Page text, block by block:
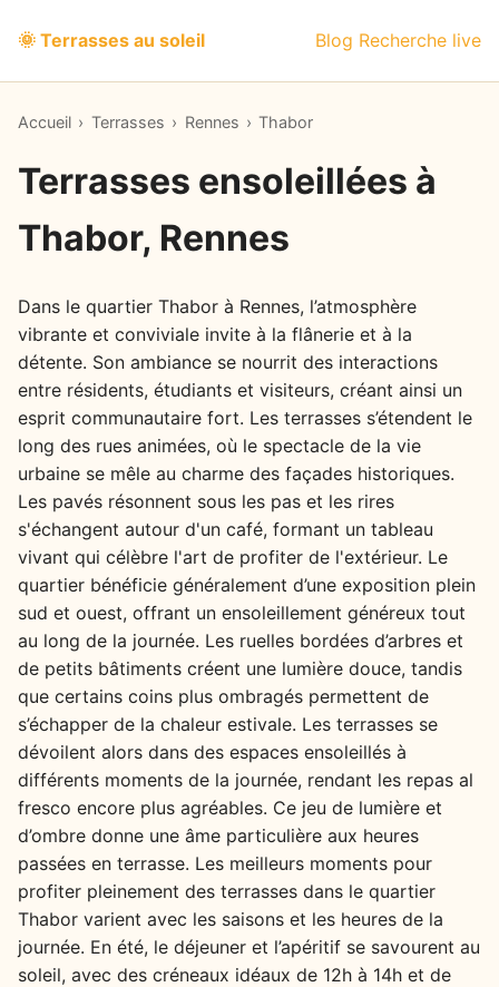
🌞 Terrasses au soleil Blog Recherche live
Accueil › Terrasses › Rennes › Thabor
Terrasses ensoleillées à
Thabor, Rennes
Dans le quartier Thabor à Rennes, l’atmosphère
vibrante et conviviale invite à la flânerie et à la
détente. Son ambiance se nourrit des interactions
entre résidents, étudiants et visiteurs, créant ainsi un
esprit communautaire fort. Les terrasses s’étendent le
long des rues animées, où le spectacle de la vie
urbaine se mêle au charme des façades historiques.
Les pavés résonnent sous les pas et les rires
s'échangent autour d'un café, formant un tableau
vivant qui célèbre l'art de profiter de l'extérieur. Le
quartier bénéficie généralement d’une exposition plein
sud et ouest, offrant un ensoleillement généreux tout
au long de la journée. Les ruelles bordées d’arbres et
de petits bâtiments créent une lumière douce, tandis
que certains coins plus ombragés permettent de
s’échapper de la chaleur estivale. Les terrasses se
dévoilent alors dans des espaces ensoleillés à
différents moments de la journée, rendant les repas al
fresco encore plus agréables. Ce jeu de lumière et
d’ombre donne une âme particulière aux heures
passées en terrasse. Les meilleurs moments pour
profiter pleinement des terrasses dans le quartier
Thabor varient avec les saisons et les heures de la
journée. En été, le déjeuner et l’apéritif se savourent au
soleil, avec des créneaux idéaux de 12h à 14h et de